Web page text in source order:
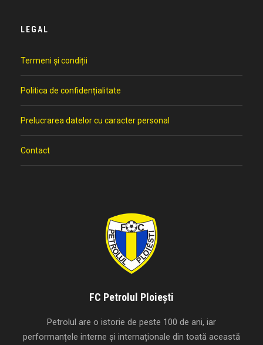
LEGAL
Termeni și condiții
Politica de confidențialitate
Prelucrarea datelor cu caracter personal
Contact
FC Petrolul Ploiești
Petrolul are o istorie de peste 100 de ani, iar
performanțele interne și internaționale din toată această